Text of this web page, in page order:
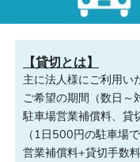
【貸切とは】
主に法人様にご利用い
ご希望の期間（数日～
駐車場営業補償料、貸
（1日500円の駐車場
営業補償料+貸切手数